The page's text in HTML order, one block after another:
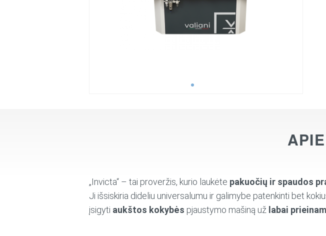
„Invicta“ – tai proveržis, kurio laukėte pakuočių ir spaudos
Ji išsiskiria dideliu universalumu ir galimybe patenkinti bet
įsigyti aukštos kokybės pjaustymo mašiną už labai